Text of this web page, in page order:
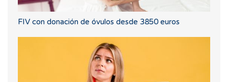
FIV con donación de óvulos desde 3850 euros